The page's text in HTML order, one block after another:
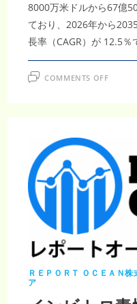
8000万米ドルから67億
ており、2026年から
長率（CAGR）が 12.5
COMMENTS OFFON
イ
市
場
調
査
レ
ポ
ー
2035
年
67
億
5000
米
ＲＥＰＯＲＴ ＯＣＥＡＮ株
ア